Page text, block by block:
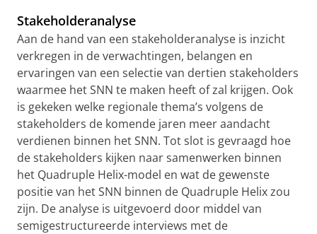
Stakeholderanalyse
Aan de hand van een stakeholderanalyse is inzicht
verkregen in de verwachtingen, belangen en
ervaringen van een selectie van dertien stakeholders
waarmee het SNN te maken heeft of zal krijgen. Ook
is gekeken welke regionale thema’s volgens de
stakeholders de komende jaren meer aandacht
verdienen binnen het SNN. Tot slot is gevraagd hoe
de stakehol­ders kijken naar samenwerken binnen
het Quadruple Helix-model en wat de gewenste
positie van het SNN binnen de Quadruple Helix zou
zijn. De analyse is uitgevoerd door middel van
semigestructureerde interviews met de